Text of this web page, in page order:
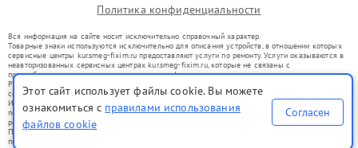
Политика конфиденциальности
Вся информация на сайте носит исключительно справочный характер.
Товарные знаки используются исключительно для описания устройств, в отношении которых
сервисные центры kur.smeg-fixim.ru предоставляют услуги по ремонту. Услуги оказываются в
неавторизованных сервисных центрах kur.smeg-fixim.ru, которые не связаны с
правообладателями товарных знаков или их официальными представителями.
Ремонт осуществляется для устройств, уже введенных в гражданский оборот в соответствии
со статьей 1487 ГК РФ.
Использование товарных знаков не преследует цели индивидуализации услуг или введения
потребителей в заблуждение, а служит для информирования о предоставляемых услугах по
ремонту техники указанных брендов.
Представленная на сайте информация не является публичной офертой, определяемой
положениями Статьи 437(2) Гражданского кодекса РФ
Этот сайт использует файлы cookie. Вы можете
ознакомиться с правилами использования
файлов cookie
Согласен